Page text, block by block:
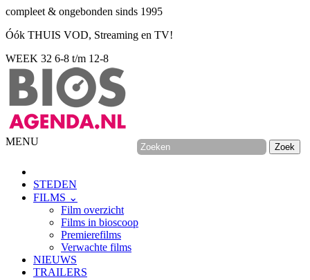
compleet & ongebonden sinds 1995
Óók THUIS VOD, Streaming en TV!
WEEK 32 6-8 t/m 12-8
MENU
STEDEN
FILMS ⌄
Film overzicht
Films in bioscoop
Premierefilms
Verwachte films
NIEUWS
TRAILERS